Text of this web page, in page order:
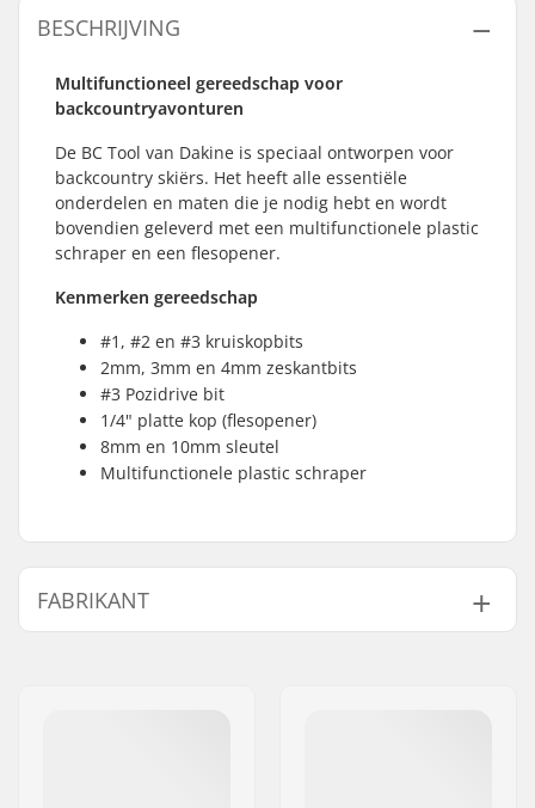
BESCHRIJVING
Multifunctioneel gereedschap voor
backcountryavonturen
De BC Tool van Dakine is speciaal ontworpen voor
backcountry skiërs. Het heeft alle essentiële
onderdelen en maten die je nodig hebt en wordt
bovendien geleverd met een multifunctionele plastic
schraper en een flesopener.
Kenmerken gereedschap
#1, #2 en #3 kruiskopbits
2mm, 3mm en 4mm zeskantbits
#3 Pozidrive bit
1/4" platte kop (flesopener)
8mm en 10mm sleutel
Multifunctionele plastic schraper
FABRIKANT